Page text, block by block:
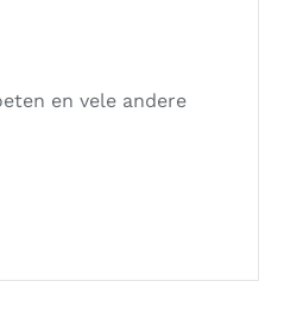
en vele andere